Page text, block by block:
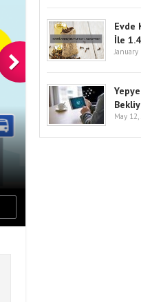
Evde
İle
January
May 12,